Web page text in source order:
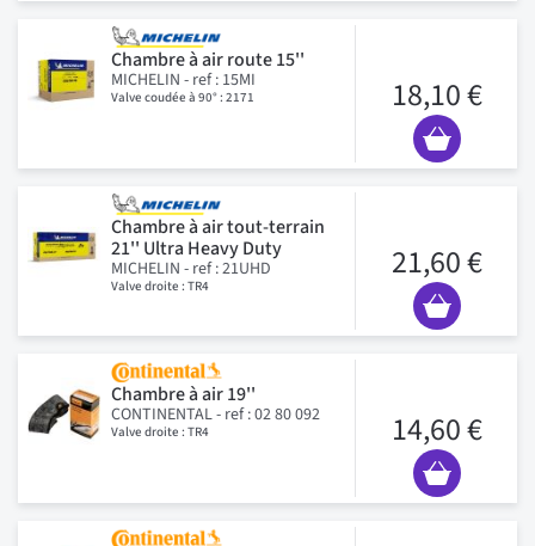
Chambre à air route 15''
MICHELIN - ref : 15MI
Valve coudée à 90° : 2171 18,10 €
Chambre à air tout-terrain
21'' Ultra Heavy Duty
MICHELIN - ref : 21UHD
Valve droite : TR4
21,60 €
Chambre à air 19''
CONTINENTAL - ref : 02 80 092
Valve droite : TR4 14,60 €